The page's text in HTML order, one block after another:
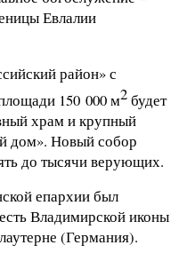
Евлалии
район» с
150 000 м2будет
храм и крупный
дом». Новый собор
до тысячи верующих.
епархии был
Владимирской иконы
(Германия).